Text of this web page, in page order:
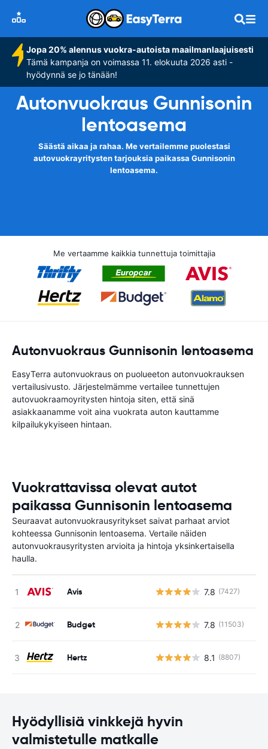
Jopa 20% alennus vuokra-autoista maailmanlaajuisesti
Tämä kampanja on voimassa 11. elokuuta 2026 asti -
hyödynnä se jo tänään!
Autonvuokraus Gunnisonin
lentoasema
Säästä aikaa ja rahaa. Me vertailemme puolestasi
autovuokrayritysten tarjouksia paikassa Gunnisonin
lentoasema.
Me vertaamme kaikkia tunnettuja toimittajia
Autonvuokraus Gunnisonin lentoasema
EasyTerra autonvuokraus on puolueeton autonvuokrauksen
vertailusivusto. Järjestelmämme vertailee tunnettujen
autovuokraamoyritysten hintoja siten, että sinä
asiakkaanamme voit aina vuokrata auton kauttamme
kilpailukykyiseen hintaan.
Vuokrattavissa olevat autot
paikassa Gunnisonin lentoasema
Seuraavat autonvuokrausyritykset saivat parhaat arviot
kohteessa Gunnisonin lentoasema. Vertaile näiden
autonvuokrausyritysten arvioita ja hintoja yksinkertaisella
haulla.
Avis 7.8 (7427)
Budget 7.8 (11503)
Hertz 8.1 (8807)
Hyödyllisiä vinkkejä hyvin
valmistetulle matkalle